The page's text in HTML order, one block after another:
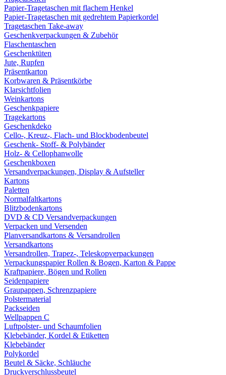
Papier-Tragetaschen mit flachem Henkel
Papier-Tragetaschen mit gedrehtem Papierkordel
Tragetaschen Take-away
Geschenkverpackungen & Zubehör
Flaschentaschen
Geschenktüten
Jute, Rupfen
Präsentkarton
Korbwaren & Präsentkörbe
Klarsichtfolien
Weinkartons
Geschenkpapiere
Tragekartons
Geschenkdeko
Cello-, Kreuz-, Flach- und Blockbodenbeutel
Geschenk- Stoff- & Polybänder
Holz- & Cellophanwolle
Geschenkboxen
Versandverpackungen, Display & Aufsteller
Kartons
Paletten
Normalfaltkartons
Blitzbodenkartons
DVD & CD Versandverpackungen
Verpacken und Versenden
Planversandkartons & Versandrollen
Versandkartons
Versandrollen, Trapez-, Teleskopverpackungen
Verpackungspapier Rollen & Bogen, Karton & Pappe
Kraftpapiere, Bögen und Rollen
Seidenpapiere
Graupappen, Schrenzpapiere
Polstermaterial
Packseiden
Wellpappen C
Luftpolster- und Schaumfolien
Klebebänder, Kordel & Etiketten
Klebebänder
Polykordel
Beutel & Säcke, Schläuche
Druckverschlussbeutel